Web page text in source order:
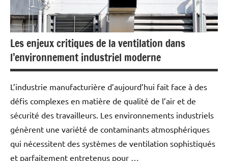
Les enjeux critiques de la ventilation dans
l’environnement industriel moderne
L’industrie manufacturière d’aujourd’hui fait face à des
défis complexes en matière de qualité de l’air et de
sécurité des travailleurs. Les environnements industriels
génèrent une variété de contaminants atmosphériques
qui nécessitent des systèmes de ventilation sophistiqués
et parfaitement entretenus pour …